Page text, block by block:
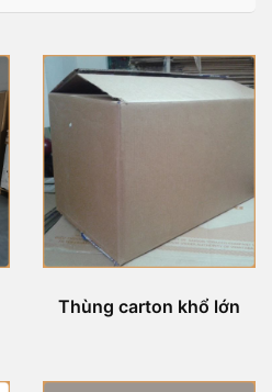
Thùng carton khổ lớn